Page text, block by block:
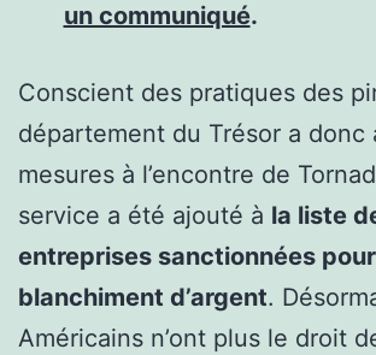
un communiqué.
Conscient des pratiques des
département du Trésor a donc
mesures à l’encontre de
service a été ajouté à la liste
entreprises sanctionnées pour
blanchiment d’argent.
Américains n’ont plus le droit